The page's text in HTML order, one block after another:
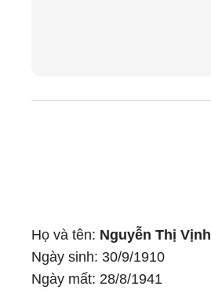
Họ và tên: Nguyễn Thị Vịnh
Ngày sinh: 30/9/1910
Ngày mất: 28/8/1941